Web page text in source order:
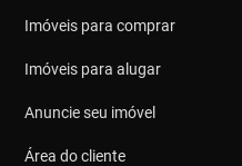
Imóveis para comprar
Imóveis para alugar
Anuncie seu imóvel
Área do cliente